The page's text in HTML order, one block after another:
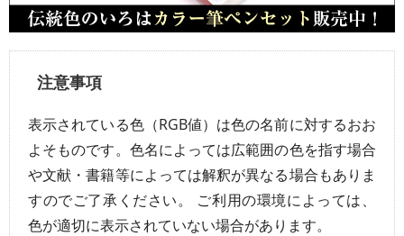
注意事項
表示されている色（RGB値）は色の名前に対するおお
よそものです。色名によっては広範囲の色を指す場合
や文献・書籍等によっては解釈が異なる場合もありま
すのでご了承ください。 ご利用の環境によっては、
色が適切に表示されていない場合があります。